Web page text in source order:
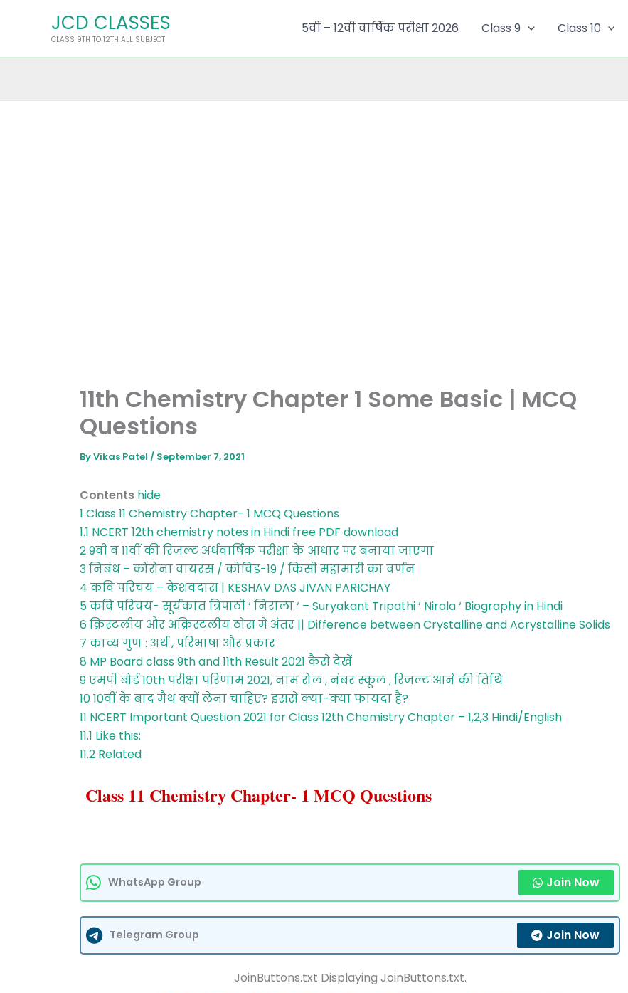
JCD CLASSES
CLASS 9TH TO 12TH ALL SUBJECT
5वीं – 12वीं वार्षिक परीक्षा 2026 Class 9 Class 10
11th Chemistry Chapter 1 Some Basic | MCQ
Questions
ByVikas Patel / September 7, 2021
Contents hide
1 Class 11 Chemistry Chapter- 1 MCQ Questions
1.1 NCERT 12th chemistry notes in Hindi free PDF download
29वी व 11वीं की रिजल्ट अर्धवार्षिक परीक्षा के आधार पर बनाया जाएगा
3निबंध – कोरोना वायरस / कोविड-19 / किसी महामारी का वर्णन
4 कवि परिचय – केशवदास | KESHAV DAS JIVAN PARICHAY
5कवि परिचय- सूर्यकांत त्रिपाठी ‘ निराला ‘ – Suryakant Tripathi ‘ Nirala ‘ Biography in Hindi
6क्रिस्टलीय और अक्रिस्टलीय ठोस में अंतर || Difference between Crystalline and Acrystalline Solids
7 काव्य गुण : अर्थ , परिभाषा और प्रकार
8 MP Board class 9th and 11th Result 2021 कैसे देखें
9एमपी बोर्ड 10th परीक्षा परिणाम 2021, नाम रोल , नंबर स्कूल , रिजल्ट आने की तिथि
1010वीं के बाद मैथ क्यों लेना चाहिए? इससे क्या-क्या फायदा है?
11 NCERT lmportant Question 2021 for Class 12th Chemistry Chapter – 1,2,3 Hindi/English
11.1 Like this:
11.2 Related
Class 11 Chemistry Chapter- 1 MCQ Questions
WhatsApp Group Join Now
Telegram Group Join Now
JoinButtons.txt Displaying JoinButtons.txt.